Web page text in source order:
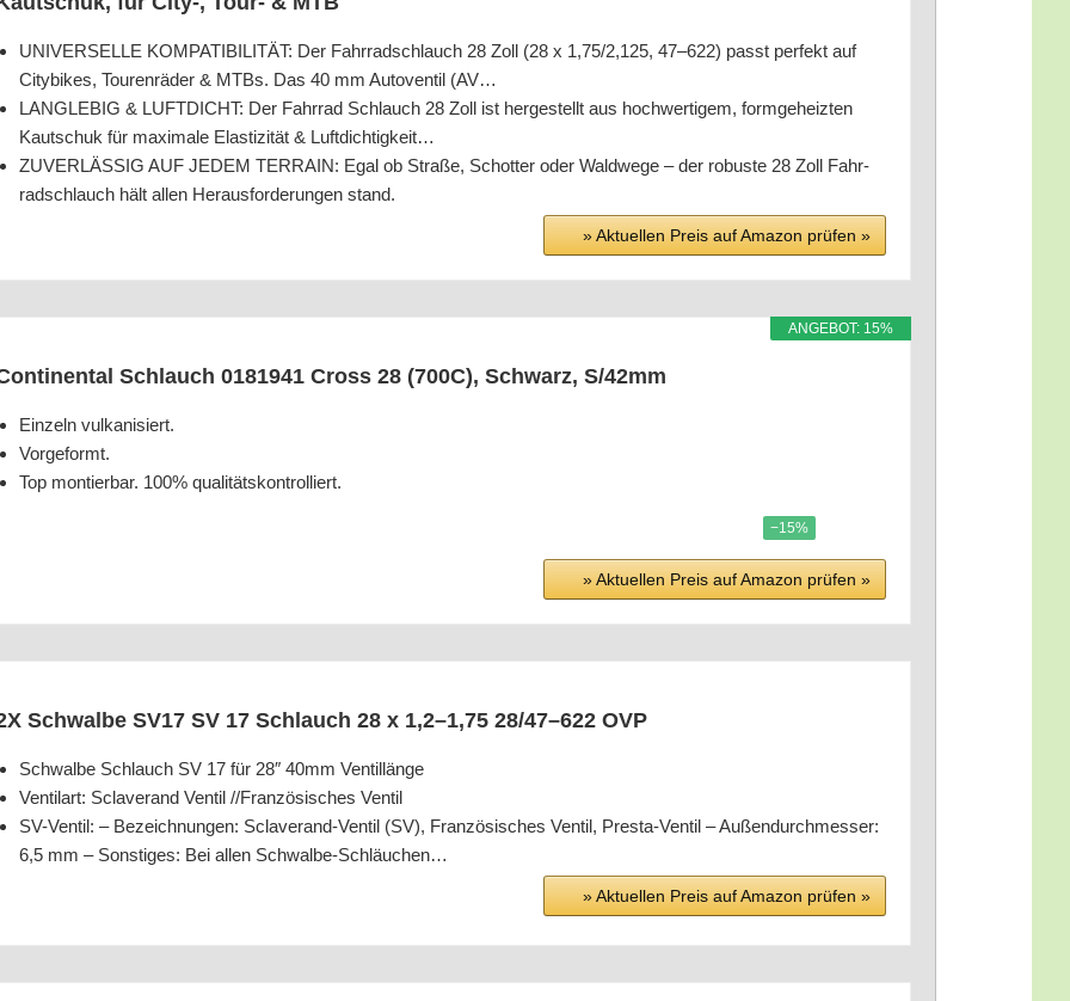
UNIVERSELLE KOMPATIBILITÄT: Der Fahr­rad­schlauch 28 Zoll (28 x 1,75/2,125, 47–622) passt per­fekt auf
City­bikes, Tou­ren­rä­der & MTBs. Das 40 mm Auto­ven­til (AV…
LANGLEBIG & LUFTDICHT: Der Fahr­rad Schlauch 28 Zoll ist her­ge­stellt aus hoch­wer­ti­gem, form­ge­heiz­ten
Kau­tschuk für maxi­ma­le Elas­ti­zi­tät & Luftdichtigkeit…
ZUVERLÄSSIG AUF JEDEM TERRAIN: Egal ob Stra­ße, Schot­ter oder Wald­we­ge – der robus­te 28 Zoll Fahr­
rad­schlauch hält allen Her­aus­for­de­run­gen stand.
» Aktu­el­len Preis auf Ama­zon prü­fen »
ANGE­BOT: 15%
Schlauch 0181941 Cross 28 (700C), Schwarz, S/​42mm
Ein­zeln vulkanisiert.
Vor­ge­formt.
Top mon­tier­bar. 100% qualitätskontrolliert.
−15%
» Aktu­el­len Preis auf Ama­zon prü­fen »
Schwal­be SV17 SV 17 Schlauch 28 x 1,2–1,75 28/47–622 OVP
Schwal­be Schlauch SV 17 für 28″ 40mm Ventillänge
Ven­til­art: Scla­ve­rand Ven­til /​/​Fran­zö­si­sches Ventil
SV-Ven­til: – Bezeich­nun­gen: Scla­ve­rand-Ven­til (SV), Fran­zö­si­sches Ven­til, Pres­ta-Ven­til – Außen­durch­mes­ser:
6,5 mm – Sons­ti­ges: Bei allen Schwalbe-Schläuchen…
» Aktu­el­len Preis auf Ama­zon prü­fen »